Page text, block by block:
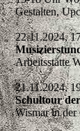
Gestalten,
22.11.2024,
Arbeitsstätte
21.11.2024,
Schultour
Wismar in